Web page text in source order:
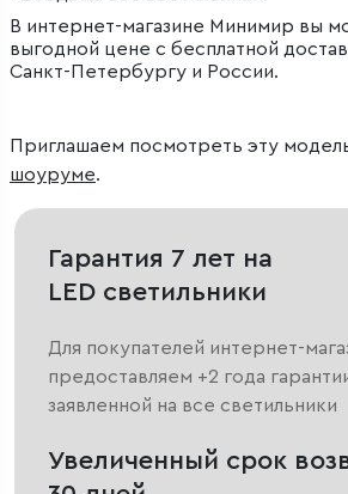
В интернет-магазине Минимир вы
выгодной цене с бесплатной
Санкт-Петербургу и России.
Приглашаем посмотреть эту
шоуруме.
Гарантия 7 лет на
LED светильники
Для покупателей интернет-
предоставляем +2 года
заявленной на все светильники
Увеличенный срок